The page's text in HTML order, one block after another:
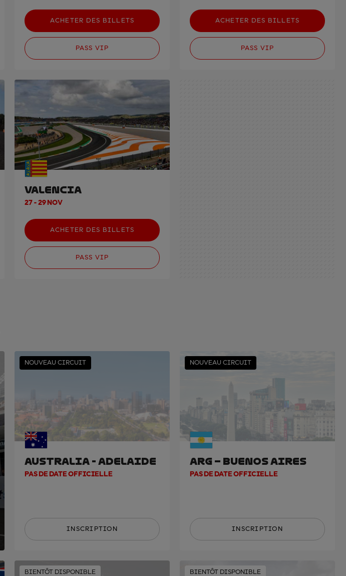
ACHETER DES BILLETS
PASS VIP
ACHETER DES BILLETS
PASS VIP
VALENCIA
27 - 29 NOV
ACHETER DES BILLETS
PASS VIP
NOUVEAU CIRCUIT
AUSTRALIA - ADELAIDE
PAS DE DATE OFFICIELLE
INSCRIPTION
NOUVEAU CIRCUIT
ARG – BUENOS AIRES
PAS DE DATE OFFICIELLE
INSCRIPTION
BIENTÔT DISPONIBLE BIENTÔT DISPONIBLE